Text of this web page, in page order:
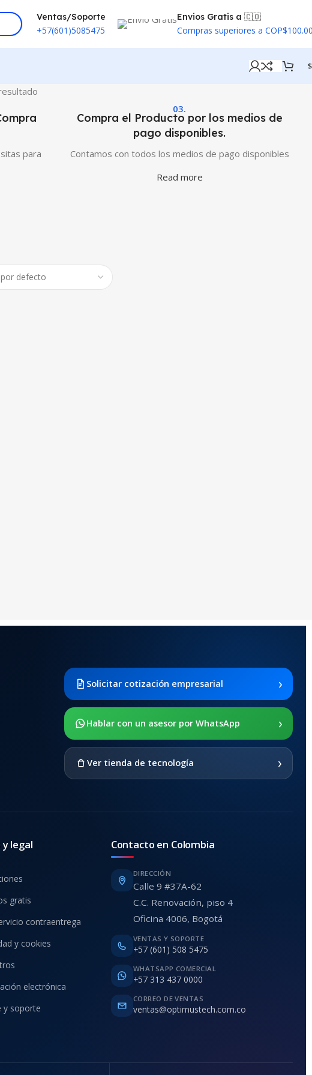
Ventas/Soporte
+57(601)5085475
Envios Gratis a 🇨🇴
Compras superiores a
$
para
03.
Compra el Producto por los medios de
pago disponibles.
Contamos con todos los medios de pago disponibles
Read more
Solicitar cotización empresarial ›
Hablar con un asesor por WhatsApp ›
Ver tienda de tecnología ›
legal
gratis
contraentrega
y cookies
electrónica
y soporte
Contacto en Colombia
DIRECCIÓN
Calle 9 #37A-62
C.C. Renovación, piso 4
Oficina 4006, Bogotá
VENTAS Y SOPORTE
+57 (601) 508 5475
WHATSAPP COMERCIAL
+57 313 437 0000
CORREO DE VENTAS
ventas@optimustech.com.co